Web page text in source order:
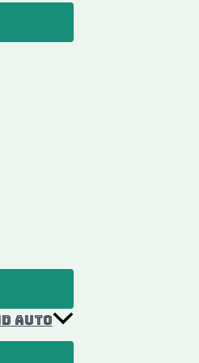
Auto